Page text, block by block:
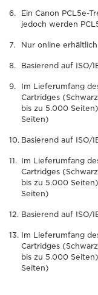
Ein Canon PCL5e-
jedoch werden
Nur online
Basierend auf ISO/
Im Lieferumfang
Cartridges
bis zu 5.000
Seiten)
Basierend auf ISO/
Im Lieferumfang
Cartridges
bis zu 5.000
Seiten)
Basierend auf ISO/
Im Lieferumfang
Cartridges
bis zu 5.000
Seiten)